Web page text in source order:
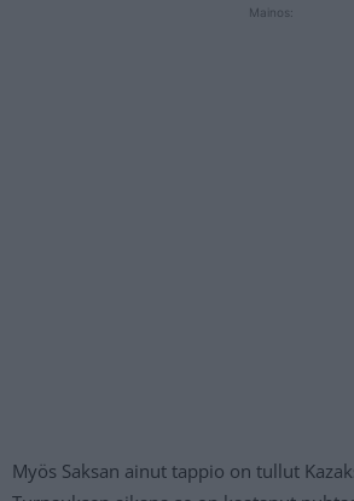
Mainos:
Myös Saksan ainut tappio on tullut